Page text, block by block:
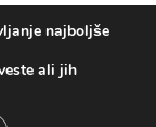
najboljše
ali jih